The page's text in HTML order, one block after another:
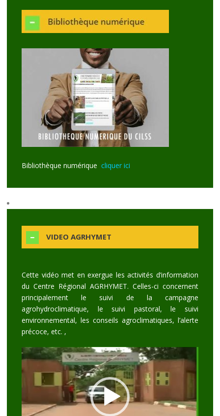
Bibliothèque numérique cliquer ici
VIDEO AGRHYMET
Cette vidéo met en exergue les activités d’information
du Centre Régional AGRHYMET. Celles-ci concernent
principalement le suivi de la campagne
agrohydroclimatique, le suivi pastoral, le suivi
environnemental, les conseils agroclimatiques, l’alerte
précoce, etc. ,
Lecteur
vidéo